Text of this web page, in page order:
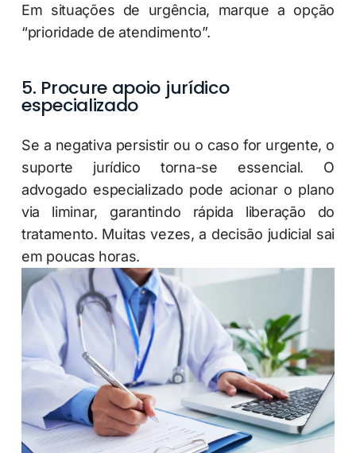
Em situações de urgência, marque a opção
“prioridade de atendimento”.
5. Procure apoio jurídico
especializado
Se a negativa persistir ou o caso for urgente, o
suporte jurídico torna-se essencial. O
advogado especializado pode acionar o plano
via liminar, garantindo rápida liberação do
tratamento. Muitas vezes, a decisão judicial sai
em poucas horas.